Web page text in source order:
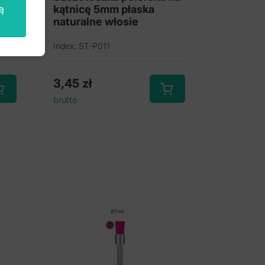
kątnicę 5mm płaska
naturalne włosie
Index: ST-P011
3,45 zł
brutto